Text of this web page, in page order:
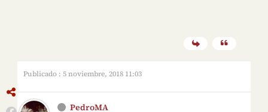
Publicado : 5 noviembre, 2018 11:03
PedroMA